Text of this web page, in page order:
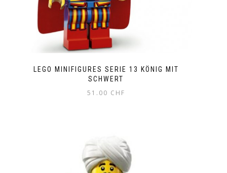
LEGO MINIFIGURES SERIE 13 KÖNIG MIT
SCHWERT
51.00 CHF